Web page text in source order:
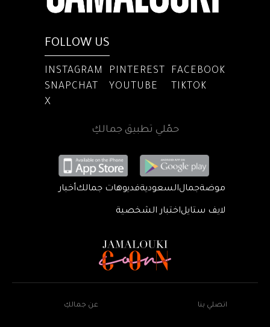
FOLLOW US
INSTAGRAM PINTEREST
FACEBOOK
SNAPCHAT
YOUTUBE
TIKTOK
X
حمّلي تطبيق جمالكِ
موضةجمالالسعوديةفديوهات جمالكأخبار
لايف ستايلاختبار الشخصية
اتصلي بنا عن جمالكِ